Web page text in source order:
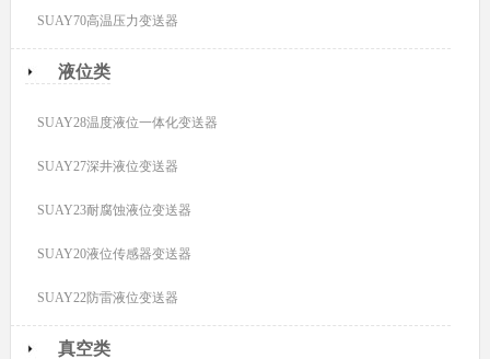
SUAY70高温压力变送器
液位类
SUAY28温度液位一体化变送器
SUAY27深井液位变送器
SUAY23耐腐蚀液位变送器
SUAY20液位传感器变送器
SUAY22防雷液位变送器
真空类